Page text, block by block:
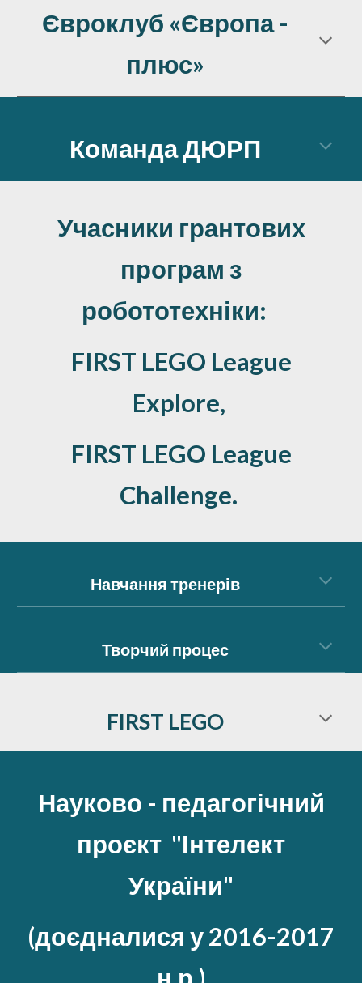
Євроклуб «Європа -
плюс»
Команда ДЮРП
Учасники грантових
програм з
робототехніки:
FIRST LEGO League
Explore,
FIRST LEGO League
Challenge.
Навчання тренерів
Творчий процес
FIRST LEGO
Науково - педагогічний
проєкт "Інтелект
України"
(доєдналися у 2016-2017